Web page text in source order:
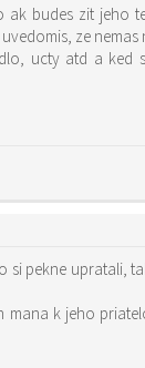
budes zit jeho
ze
ucty atd a ked
pekne upratali,
k jeho